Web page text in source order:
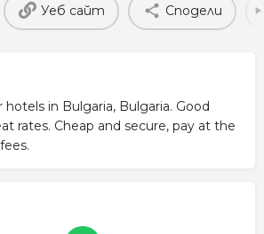
Уеб сайт Сподели
in Bulgaria, Bulgaria. Good
rates. Cheap and secure, pay at the